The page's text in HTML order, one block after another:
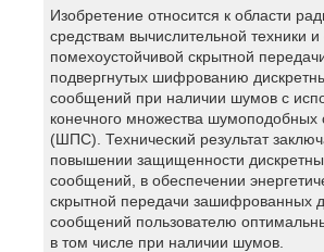
Изобретение относится к области
средствам вычислительной техники
помехоустойчивой скрытной
подвергнутых шифрованию
сообщений при наличии шумов с
конечного множества шумоподобных
(ШПС). Технический результат
повышении защищенности
сообщений, в обеспечении
скрытной передачи зашифрованных
сообщений пользователю
в том числе при наличии шумов.